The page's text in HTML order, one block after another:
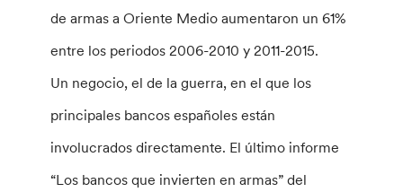
de armas a Oriente Medio aumentaron un 61%
entre los periodos 2006-2010 y 2011-2015.
Un negocio, el de la guerra, en el que los
principales bancos españoles están
involucrados directamente. El último informe
“Los bancos que invierten en armas” del